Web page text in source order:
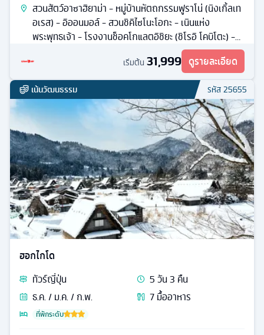
สวนสัตว์อาซาฮิยาม่า - หมู่บ้านหัตถกรรมฟูราโน่ (นิงเกิ้ลเท
อเรส) - อิออนมอล์ - สวนชิคิไซโนะโอกะ - เนินแห่ง
พระพุทธเจ้า - โรงงานช็อคโกแลตอิชิยะ (ชิโรอิ โคบิโตะ) -
เริ่มต้น 31,999 ดูรายละเอียด
เน้นวัฒนธรรม รหัส25655
ฮอกไกโด
ทัวร์ญี่ปุ่น 5วัน3 คืน
ธ.ค. / ม.ค. / ก.พ.
7มื้ออาหาร
ที่พักระดับ